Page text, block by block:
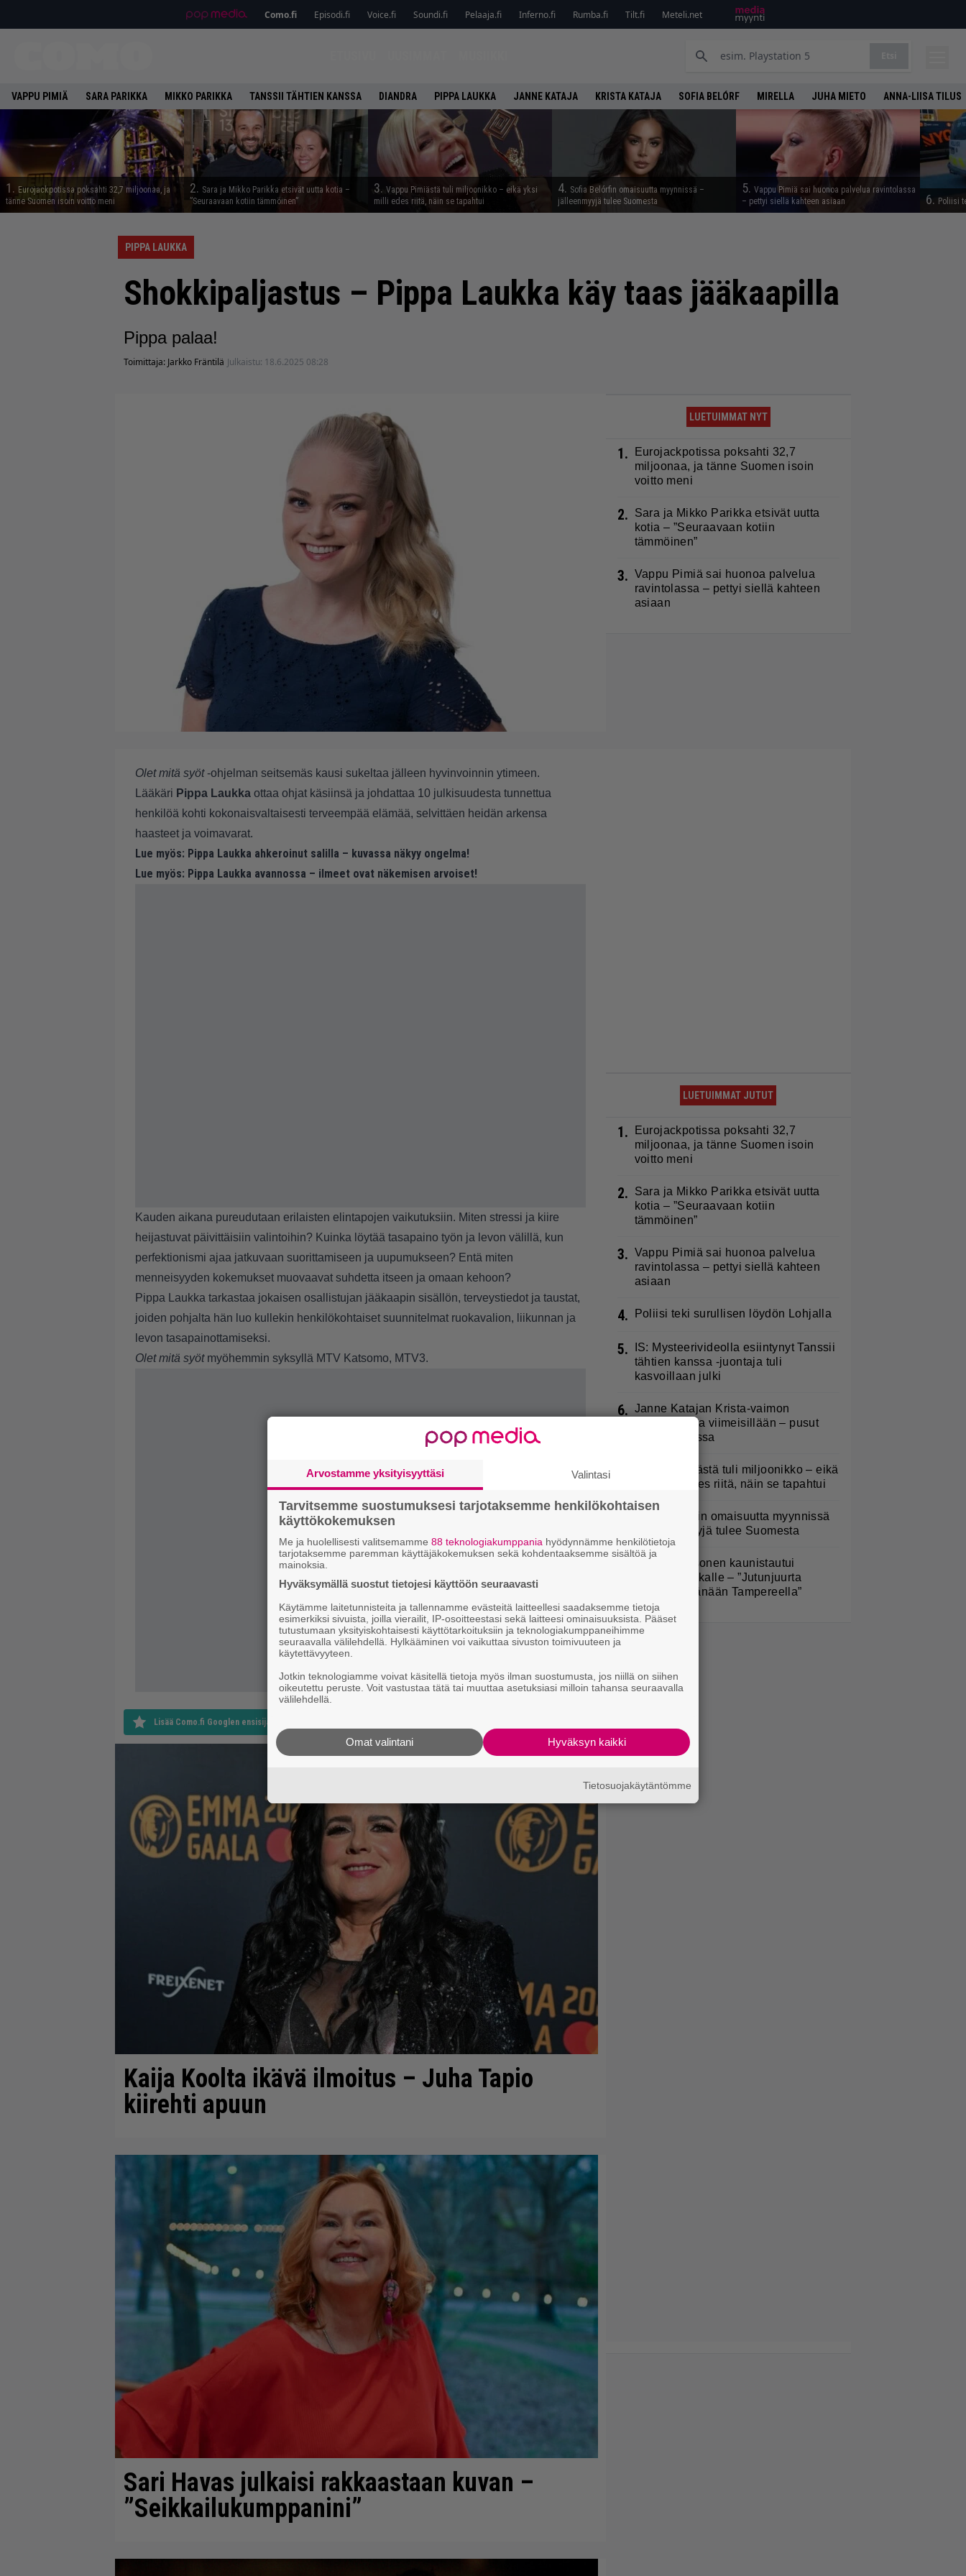
Como.fi Episodi.fi Voice.fi Soundi.fi Pelaaja.fi Inferno.fi Rumba.fi Tilt.fi Meteli.net
VAPPU PIMIÄ SARA PARIKKA MIKKO PARIKKA TANSSII TÄHTIEN KANSSA DIANDRA PIPPA LAUKKA JANNE KATAJA KRISTA KATAJA SOFIA BELÓRF MIRELLA JUHA MIETO ANNA-LIISA TILUS
1. Eurojackpotissa poksahti 32,7 miljoonaa, ja
tänne Suomen isoin voitto meni
2. Sara ja Mikko Parikka etsivät uutta kotia –
”Seuraavaan kotiin tämmöinen”
3. Vappu Pimiästä tuli miljoonikko – eikä yksi
milli edes riitä, näin se tapahtui
4. Sofia Belórfin omaisuutta myynnissä –
jälleenmyyjä tulee Suomesta
5. Vappu Pimiä sai huonoa palvelua ravintolassa
– pettyi siellä kahteen asiaan
6. Poliisi
PIPPA LAUKKA
Shokkipaljastus – Pippa Laukka käy taas jääkaapilla
Pippa palaa!
Toimittaja: Jarkko Fräntilä Julkaistu: 18.6.2025 08:28
LUETUIMMAT NYT
1.
Eurojackpotissa poksahti 32,7
miljoonaa, ja tänne Suomen isoin
voitto meni
2.
Sara ja Mikko Parikka etsivät uutta
kotia – ”Seuraavaan kotiin
tämmöinen”
3. Vappu Pimiä sai huonoa palvelua
ravintolassa – pettyi siellä kahteen
asiaan
Olet mitä syöt-ohjelman seitsemäs kausi sukeltaa jälleen hyvinvoinnin ytimeen.
Lääkäri Pippa Laukka ottaa ohjat käsiinsä ja johdattaa 10 julkisuudesta tunnettua
henkilöä kohti kokonaisvaltaisesti terveempää elämää, selvittäen heidän arkensa
haasteet ja voimavarat.
Lue myös: Pippa Laukka ahkeroinut salilla – kuvassa näkyy ongelma!
Lue myös: Pippa Laukka avannossa – ilmeet ovat näkemisen arvoiset!
Kauden aikana pureudutaan erilaisten elintapojen vaikutuksiin. Miten stressi ja kiire
heijastuvat päivittäisiin valintoihin? Kuinka löytää tasapaino työn ja levon välillä, kun
perfektionismi ajaa jatkuvaan suorittamiseen ja uupumukseen? Entä miten
menneisyyden kokemukset muovaavat suhdetta itseen ja omaan kehoon?
Pippa Laukka tarkastaa jokaisen osallistujan jääkaapin sisällön, terveystiedot ja taustat,
joiden pohjalta hän luo kullekin henkilökohtaiset suunnitelmat ruokavalion, liikunnan ja
levon tasapainottamiseksi.
Olet mitä syöt myöhemmin syksyllä MTV Katsomo, MTV3.
Lisää Como.fi Googlen ensisijaiseksi lähteeksi
Kaija Koolta ikävä ilmoitus – Juha Tapio
kiirehti apuun
Sari Havas julkaisi rakkaastaan kuvan –
”Seikkailukumppanini”
LUETUIMMAT JUTUT
1.
Eurojackpotissa poksahti 32,7
miljoonaa, ja tänne Suomen isoin
voitto meni
2.
Sara ja Mikko Parikka etsivät uutta
kotia – ”Seuraavaan kotiin
tämmöinen”
3. Vappu Pimiä sai huonoa palvelua
ravintolassa – pettyi siellä kahteen
asiaan
4. Poliisi teki surullisen löydön Lohjalla
5.
IS: Mysteerivideolla esiintynyt Tanssii
tähtien kanssa -juontaja tuli
kasvoillaan julki
6. Janne Katajan Krista-vaimon
raskausvatsa viimeisillään – pusut
Puuhaparkissa
Vappu Pimiästä tuli miljoonikko – eikä
yksi milli edes riitä, näin se tapahtui
Sofia Belórfin omaisuutta myynnissä
– jälleenmyyjä tulee Suomesta
Heikki Paasonen kaunistautui
Eppujen keikalle – ”Jutunjuurta
aikaiseksi tänään Tampereella”
Arvostamme yksityisyyttäsi Valintasi
Tarvitsemme suostumuksesi tarjotaksemme henkilökohtaisen
käyttökokemuksen
Me ja huolellisesti valitsemamme 88 teknologiakumppania hyödynnämme henkilötietoja
tarjotaksemme paremman käyttäjäkokemuksen sekä kohdentaaksemme sisältöä ja
mainoksia.
Hyväksymällä suostut tietojesi käyttöön seuraavasti
Käytämme laitetunnisteita ja tallennamme evästeitä laitteellesi saadaksemme tietoja
esimerkiksi sivuista, joilla vierailit, IP-osoitteestasi sekä laitteesi ominaisuuksista. Pääset
tutustumaan yksityiskohtaisesti käyttötarkoituksiin ja teknologiakumppaneihimme
seuraavalla välilehdellä. Hylkääminen voi vaikuttaa sivuston toimivuuteen ja
käytettävyyteen.
Jotkin teknologiamme voivat käsitellä tietoja myös ilman suostumusta, jos niillä on siihen
oikeutettu peruste. Voit vastustaa tätä tai muuttaa asetuksiasi milloin tahansa seuraavalla
välilehdellä.
Hyväksyn kaikki
Omat valintani
Tietosuojakäytäntömme